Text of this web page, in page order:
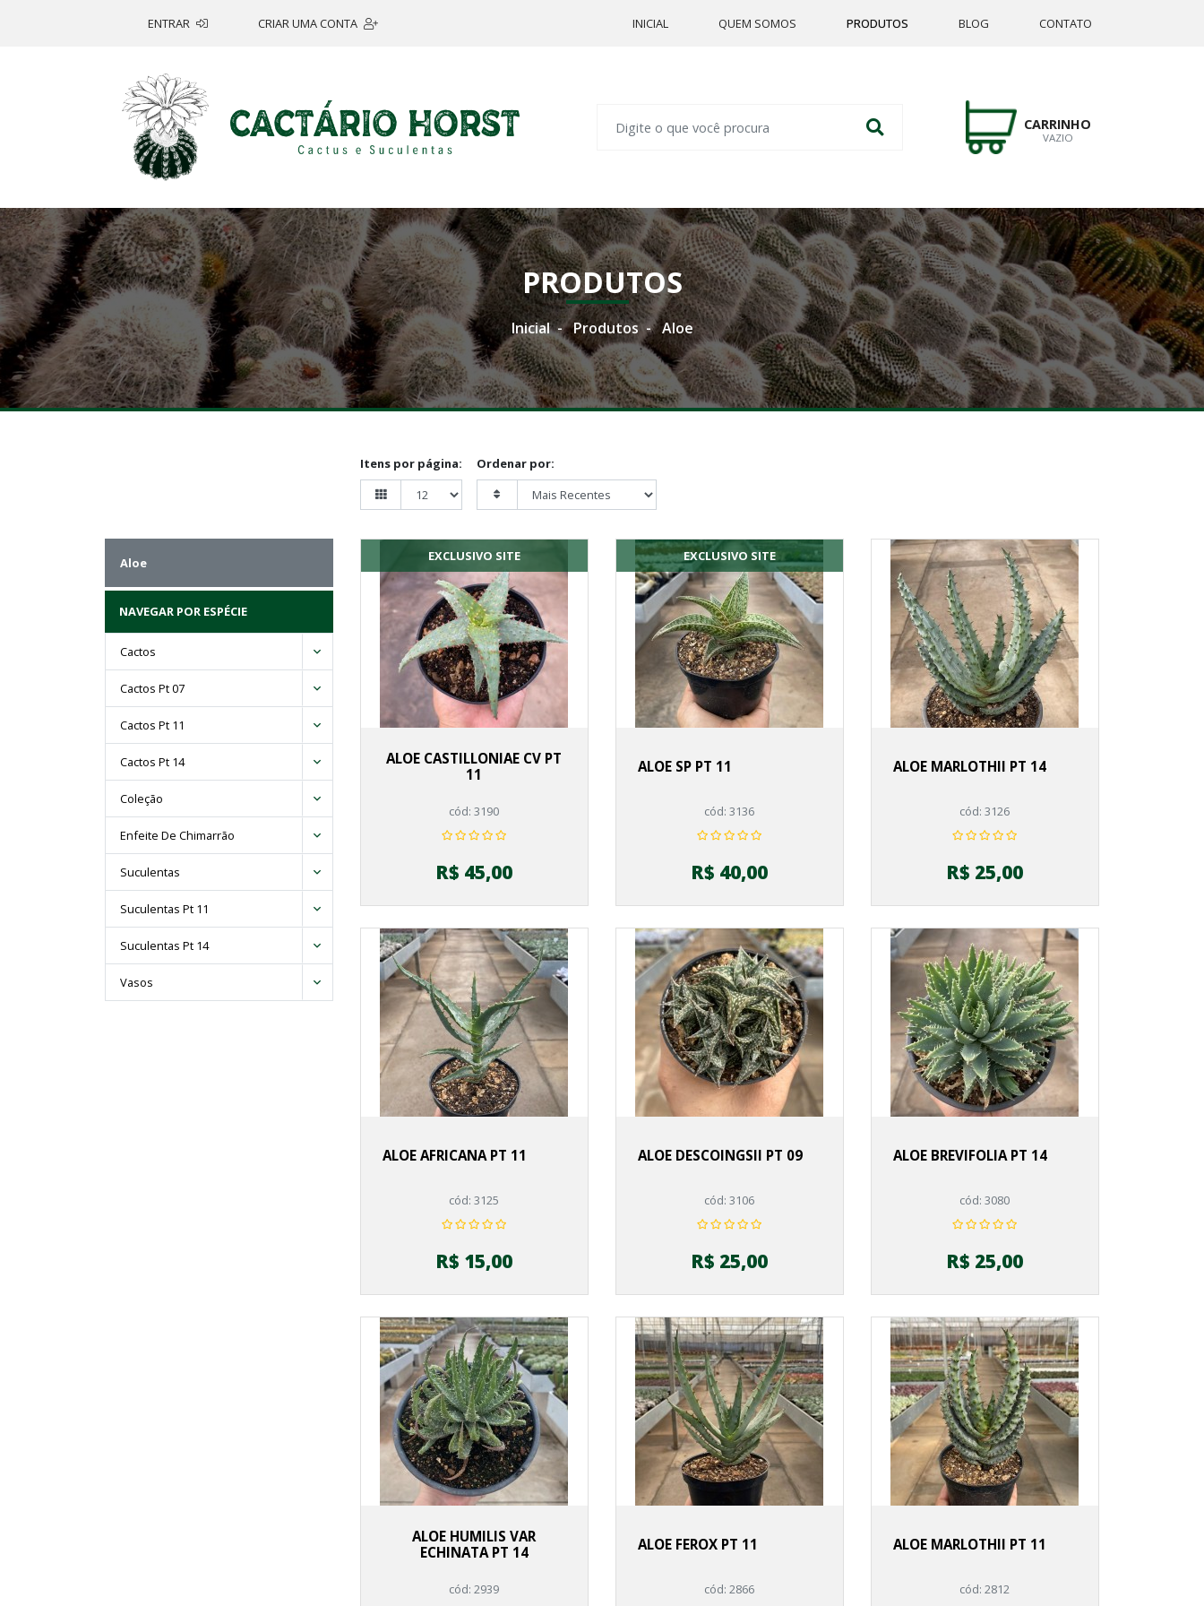
ENTRAR CRIAR UMA CONTA INICIAL QUEM SOMOS PRODUTOS BLOG CONTATO
CARRINHO
VAZIO
PRODUTOS
Inicial Produtos Aloe
Itens por página: Ordenar por:
Aloe
NAVEGAR POR ESPÉCIE
Cactos
Cactos Pt 07
Cactos Pt 11
Cactos Pt 14
Coleção
Enfeite De Chimarrão
Suculentas
Suculentas Pt 11
Suculentas Pt 14
Vasos
EXCLUSIVO SITE
ALOE CASTILLONIAE CV PT
11
cód: 3190
R$ 45,00
EXCLUSIVO SITE
ALOE SP PT 11
cód: 3136
R$ 40,00
ALOE MARLOTHII PT 14
cód: 3126
R$ 25,00
ALOE AFRICANA PT 11
cód: 3125
R$ 15,00
ALOE DESCOINGSII PT 09
cód: 3106
R$ 25,00
ALOE BREVIFOLIA PT 14
cód: 3080
R$ 25,00
ALOE HUMILIS VAR
ECHINATA PT 14
cód: 2939
ALOE FEROX PT 11
cód: 2866
ALOE MARLOTHII PT 11
cód: 2812